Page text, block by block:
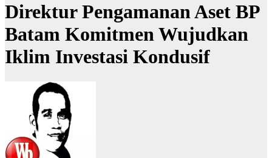
Direktur Pengamanan Aset BP
Batam Komitmen Wujudkan
Iklim Investasi Kondusif